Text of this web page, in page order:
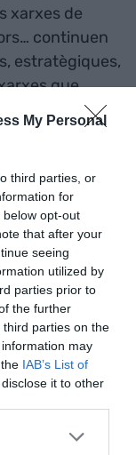
My Personal
third parties, or
for
opt-out
that after your
seeing
utilized by
parties prior to
the further
parties on the
may
IAB’s List of
it to other
xarxes de
continuen
estratègiques,
que
a
a nivell de
d’ús
a
amb músics